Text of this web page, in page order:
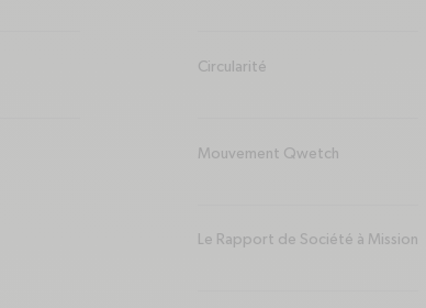
Circularité
Mouvement Qwetch
Le Rapport de Société à Mission